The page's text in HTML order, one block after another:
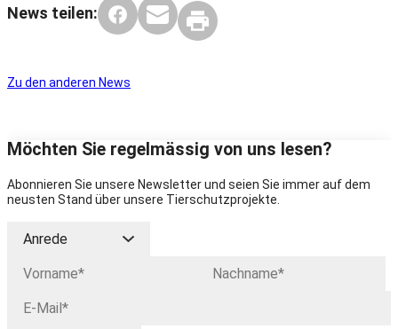
News teilen:
Zu den anderen News
Möchten Sie regelmässig von uns lesen?
Abonnieren Sie unsere Newsletter und seien Sie immer auf dem
neusten Stand über unsere Tierschutzprojekte.